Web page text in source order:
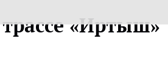
«Иртыш»